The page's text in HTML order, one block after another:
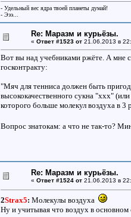
- Удельный вес ядра твоей планеты думай!
- Эээ...
Re: Маразм и курьёзы.
« Ответ #1523 от21.06.2013 в
Вот вы над учебниками ржёте. А мне
госконтракту:
"Мяч для тенниса должен быть
высококачественного сукна "ххх"
которого больше молекул воздуха в
Вопрос знатокам: а что не так-то?
Re: Маразм и курьёзы.
« Ответ #1524 от21.06.2013 в
2Strax5: Молекулы воздуха
Ну и учитывая что воздух в основном